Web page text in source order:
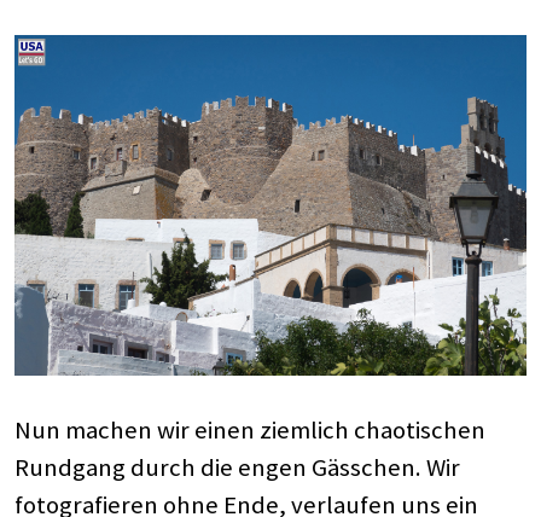
Nun machen wir einen ziemlich chaotischen
Rundgang durch die engen Gässchen. Wir
fotografieren ohne Ende, verlaufen uns ein